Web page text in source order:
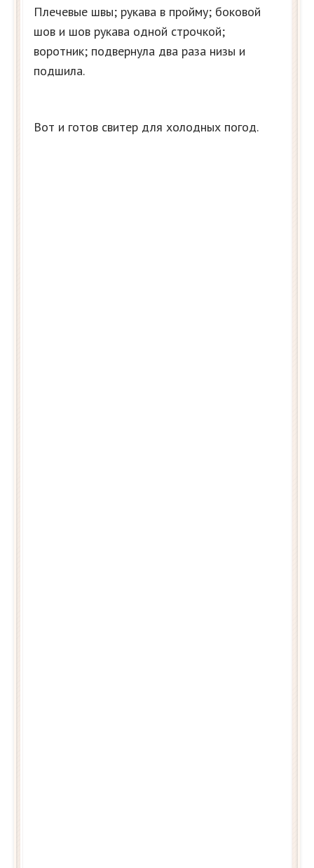
Плечевые швы; рукава в пройму; боковой
шов и шов рукава одной строчкой;
воротник; подвернула два раза низы и
подшила.
Вот и готов свитер для холодных погод.